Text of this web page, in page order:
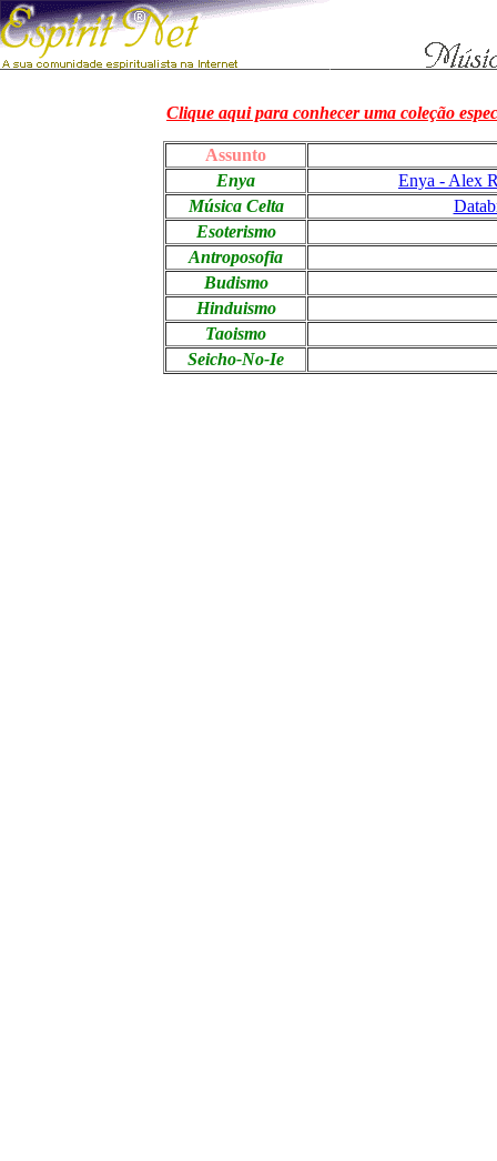
Clique aqui para conhecer uma coleção
Assunto
Enya
Enya - Alex
Música Celta
Esoterismo
Antroposofia
Budismo
Hinduismo
Taoismo
Seicho-No-Ie